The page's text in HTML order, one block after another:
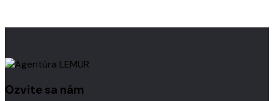
Ozvite sa nám